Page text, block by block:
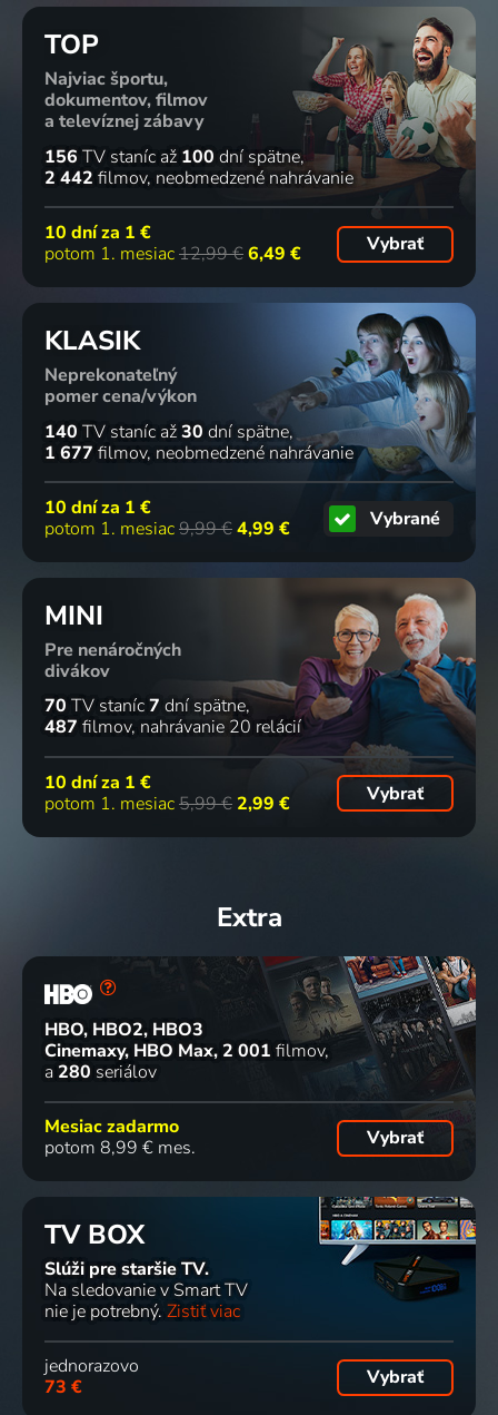
TOP
Najviac športu,
dokumentov, filmov
a televíznej zábavy
156 TV staníc až 100 dní spätne
2 442 filmov neobmedzené nahrávanie
10 dní za 1 €
potom 1. mesiac12,99 €6,49 € Vybrať
KLASIK
Neprekonateľný
pomer cena/výkon
140 TV staníc až30 dní spätne
1 677 filmov neobmedzené nahrávanie
10 dní za 1 €
potom 1. mesiac9,99 €4,99 € Vybrané
MINI
Pre nenáročných
divákov
70 TV staníc7 dní spätne
487 filmov nahrávanie 20 relácií
10 dní za 1 €
potom 1. mesiac5,99 € 2,99 € Vybrať
Extra
HBO, HBO2, HBO3
Cinemaxy, HBO Max 2 001 filmov
a 280 seriálov
Mesiac zadarmo
potom 8,99 € mes.
Vybrať
TV BOX
Slúži pre staršie TV.
Na sledovanie v Smart TV
nie je potrebný. Zistiť viac
jednorazovo
73 €
Vybrať